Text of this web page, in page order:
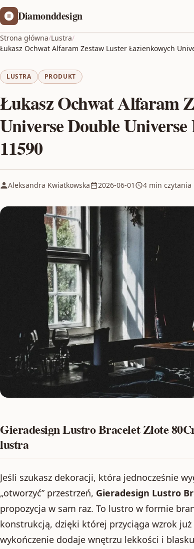
Diamonddesign
Strona główna/Lustra/
Łukasz Ochwat Alfaram Zestaw Luster Łazienkowych
LUSTRA PRODUKT
Łukasz Ochwat Alfaram
Universe Double
11590
Aleksandra Kwiatkowska 2026-06-01 4 min czytania
Gieradesign Lustro Bracelet Złote
lustra
Jeśli szukasz dekoracji, która jednocześnie
„otworzyć” przestrzeń, Gieradesign Lustro
propozycja w sam raz. To lustro w formie
konstrukcją, dzięki której przyciąga wzrok
wykończenie dodaje wnętrzu lekkości i